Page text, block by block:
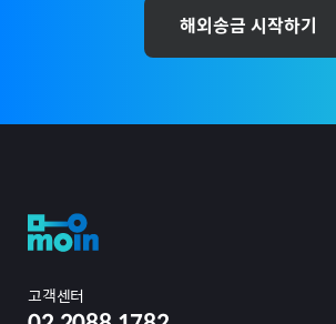
해외송금 시작하기
고객센터